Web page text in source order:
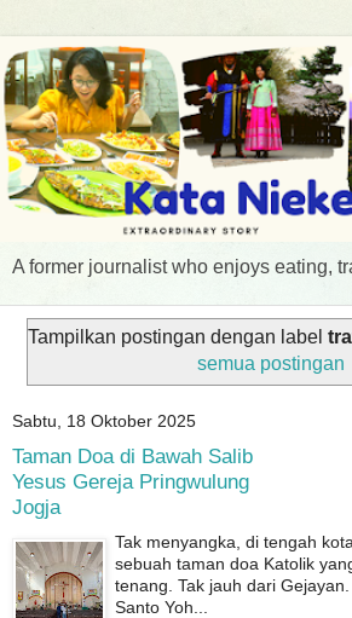
A former journalist who enjoys eating,
Tampilkan postingan dengan label
semua postingan
Sabtu, 18 Oktober 2025
Taman Doa di Bawah Salib
Yesus Gereja Pringwulung
Jogja
Tak menyangka, di tengah
sebuah taman doa Katolik
tenang. Tak jauh dari
Santo Yoh...